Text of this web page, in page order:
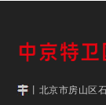
丨北京市房山区